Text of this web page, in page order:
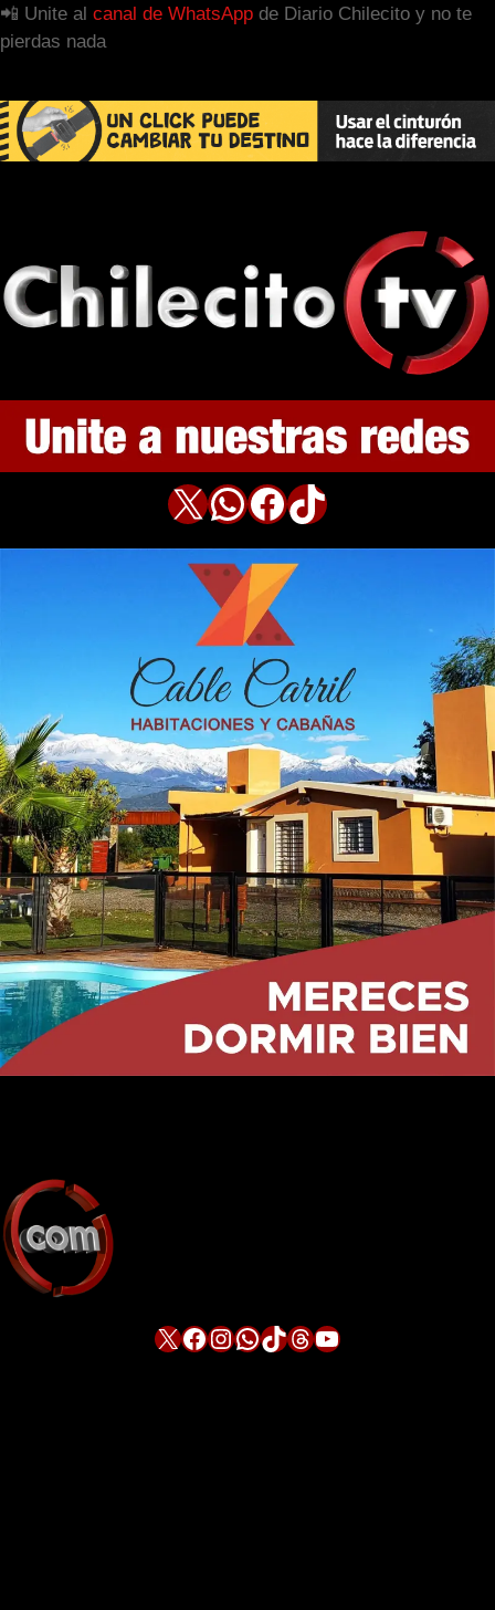
📲 Unite al canal de WhatsApp de Diario Chilecito y no te
pierdas nada
X WhatsApp Facebook TikTok
X Facebook InstagramWhatsApp TikTok Threads YouTube